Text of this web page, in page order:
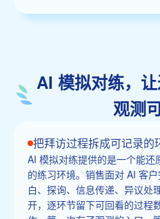
AI 模拟对练，
观测
把拜访过程拆成可记录的
AI 模拟对练提供的是一个能
的练习环境。销售面对 AI 客
白、探询、信息传递、异议处
开，逐环节留下可回看的过程